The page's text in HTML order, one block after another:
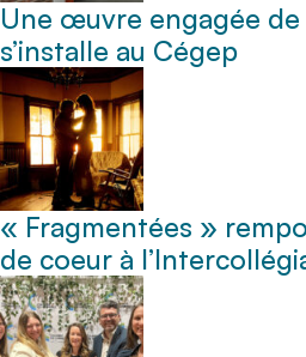
Une œuvre engagée de
s’installe au Cégep
« Fragmentées »
de coeur à